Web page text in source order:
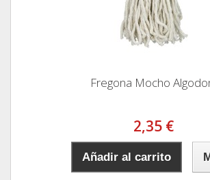
Fregona Mocho
2,35 €
Añadir al carrito